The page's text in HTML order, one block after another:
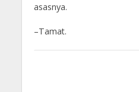
asasnya.
–Tamat.